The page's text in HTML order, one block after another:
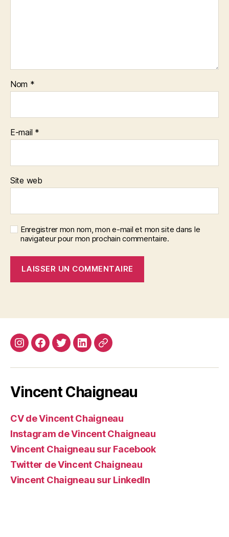
Nom *
E-mail *
Site web
Enregistrer mon nom, mon e-mail et mon site dans le
navigateur pour mon prochain commentaire.
InstagramFacebook
TwitterLinkedin
Site
Vincent Chaigneau
CV de Vincent Chaigneau
Instagram de Vincent Chaigneau
Vincent Chaigneau sur Facebook
Twitter de Vincent Chaigneau
Vincent Chaigneau sur LinkedIn